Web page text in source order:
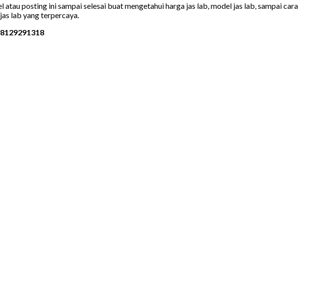
posting ini sampai selesai buat mengetahui harga jas lab, model jas lab, sampai cara
lab yang terpercaya.